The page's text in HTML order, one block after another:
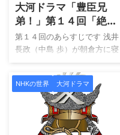
大河ドラマ「豊臣兄
弟！」第１４回「絶体
絶命」タイトルの意味
と感想
第１４回のあらすじです 浅井
長政（中島 歩）が朝倉方に寝
返ったと知った信長（小栗
旬）は激高。しかし藤吉郎
（池松壮亮）の機転で冷静さ
を取り戻し、退却を決意す
る。藤吉郎はわずかな手勢
で、信長が京に戻るまで朝倉
NHKの世界 大河ドラマ
2025/1/9